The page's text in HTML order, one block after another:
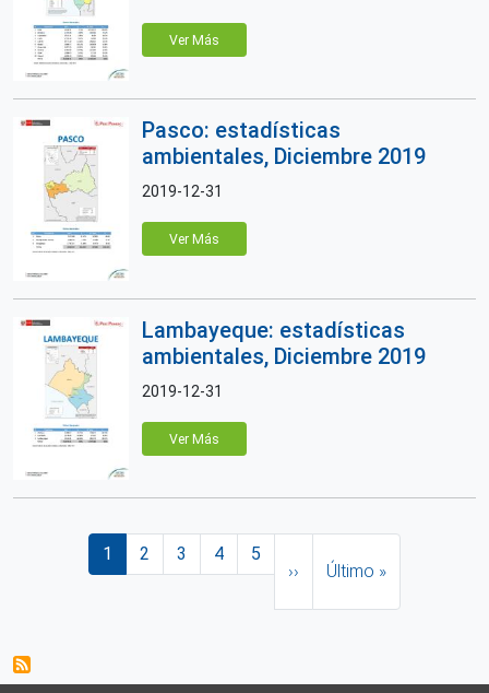
Ver Más
Pasco: estadísticas
ambientales, Diciembre 2019
2019-12-31
Ver Más
Lambayeque: estadísticas
ambientales, Diciembre 2019
2019-12-31
Ver Más
Paginación
Página actual
1 Página
2 Página
3 Página
4 Página
5
››
Último »